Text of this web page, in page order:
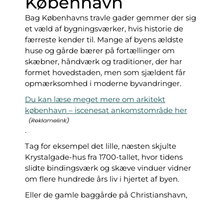
Bag Københavns travle gader gemmer der sig
et væld af bygningsværker, hvis historie de
færreste kender til. Mange af byens ældste
huse og gårde bærer på fortællinger om
skæbner, håndværk og traditioner, der har
formet hovedstaden, men som sjældent får
opmærksomhed i moderne byvandringer.
Du kan læse meget mere om arkitekt
københavn – iscenesat ankomstområde her
.
Tag for eksempel det lille, næsten skjulte
Krystalgade-hus fra 1700-tallet, hvor tidens
slidte bindingsværk og skæve vinduer vidner
om flere hundrede års liv i hjertet af byen.
Eller de gamle baggårde på Christianshavn,